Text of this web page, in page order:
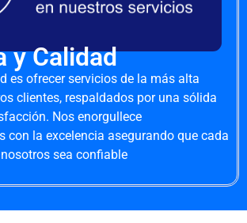
y Calidad
es ofrecer servicios de la más alta
clientes, respaldados por una sólida
Nos enorgullece
con la excelencia asegurando que cada
sea confiable